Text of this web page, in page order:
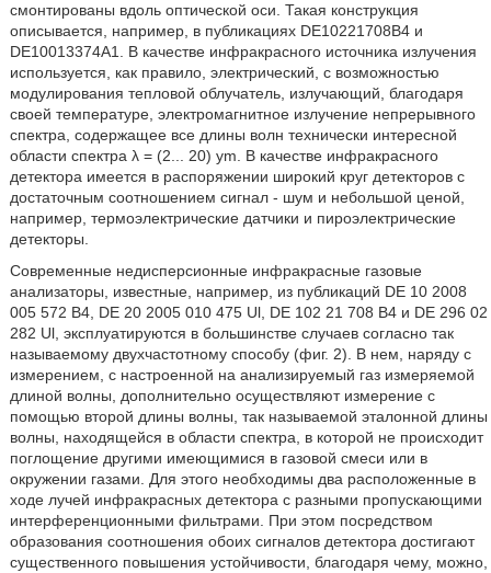
смонтированы вдоль оптической оси. Такая конструкция
описывается, например, в публикациях DE10221708B4 и
DE10013374A1. В качестве инфракрасного источника излучения
используется, как правило, электрический, с возможностью
модулирования тепловой облучатель, излучающий, благодаря
своей температуре, электромагнитное излучение непрерывного
спектра, содержащее все длины волн технически интересной
области спектра λ = (2... 20) ym. В качестве инфракрасного
детектора имеется в распоряжении широкий круг детекторов с
достаточным соотношением сигнал - шум и небольшой ценой,
например, термоэлектрические датчики и пироэлектрические
детекторы.
Современные недисперсионные инфракрасные газовые
анализаторы, известные, например, из публикаций DE 10 2008
005 572 B4, DE 20 2005 010 475 Ul, DE 102 21 708 B4 и DE 296 02
282 Ul, эксплуатируются в большинстве случаев согласно так
называемому двухчастотному способу (фиг. 2). В нем, наряду с
измерением, с настроенной на анализируемый газ измеряемой
длиной волны, дополнительно осуществляют измерение с
помощью второй длины волны, так называемой эталонной длины
волны, находящейся в области спектра, в которой не происходит
поглощение другими имеющимися в газовой смеси или в
окружении газами. Для этого необходимы два расположенные в
ходе лучей инфракрасных детектора с разными пропускающими
интерференционными фильтрами. При этом посредством
образования соотношения обоих сигналов детектора достигают
существенного повышения устойчивости, благодаря чему, можно,